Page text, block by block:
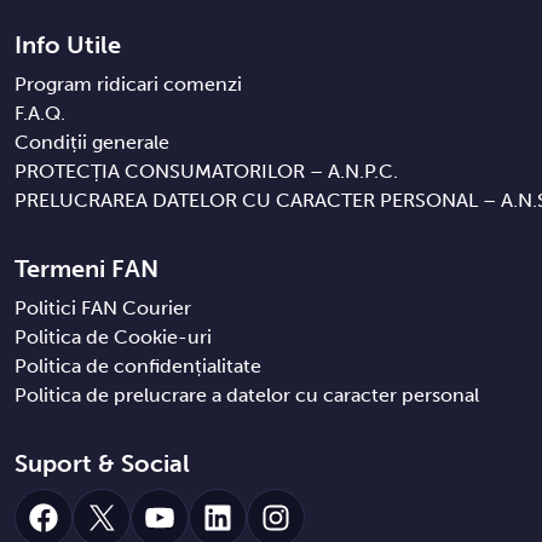
Termeni FAN
Politici FAN Courier
Politica de Cookie-uri
Politica de confidențialitate
Politica de prelucrare a datelor cu caracter personal
Info Utile
Program ridicari comenzi
F.A.Q.
Condiții generale
PROTECȚIA CONSUMATORILOR – A.N.P.C.
PRELUCRAREA DATELOR CU CARACTER PERSONAL –
Suport & Social
Facebook
X YouTube
LinkedInInstagram